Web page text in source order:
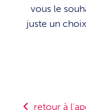
vous le
juste un
retour à